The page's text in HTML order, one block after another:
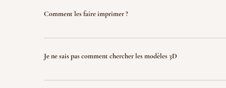
Comment les faire imprimer ?
vous disposez d'un fichier 3D ? faites le nous
garantir la propriété intellectuelle.
Je ne sais pas comment chercher les modèles 3D
Indiquez nous ce que vous recherchez (jeux,